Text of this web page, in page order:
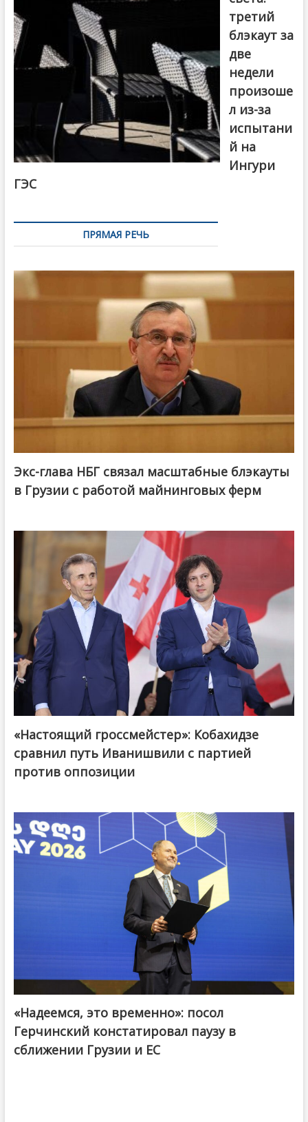
третий
блэкаут за
две
недели
произоше
л из-за
испытани
й на
Ингури
ГЭС
ПРЯМАЯ РЕЧЬ
Экс-глава НБГ связал масштабные блэкауты
в Грузии с работой майнинговых ферм
@ქართული ოცნება / Georgian Dream
«Настоящий гроссмейстер»: Кобахидзе
сравнил путь Иванишвили с партией
против оппозиции
«Надеемся, это временно»: посол
Герчинский констатировал паузу в
сближении Грузии и ЕС